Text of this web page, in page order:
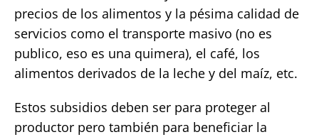
precios de los alimentos y la pésima calidad de
servicios como el transporte masivo (no es
publico, eso es una quimera), el café, los
alimentos derivados de la leche y del maíz, etc.
Estos subsidios deben ser para proteger al
productor pero también para beneficiar la